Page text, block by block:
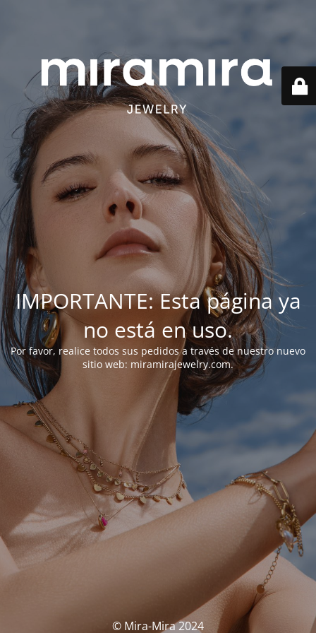
IMPORTANTE: Esta página ya
no está en uso.
Por favor, realice todos sus pedidos a través de nuestro nuevo
sitio web: miramirajewelry.com.
© Mira-Mira 2024